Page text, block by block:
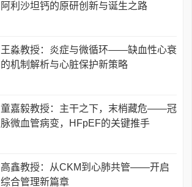
阿利沙坦钙的原研创新与诞生之路
王淼教授：炎症与微循环——缺血性心衰
的机制解析与心脏保护新策略
童嘉毅教授：主干之下，末梢藏危——冠
脉微血管病变，HFpEF的关键推手
高鑫教授：从CKM到心肺共管——开启
综合管理新篇章